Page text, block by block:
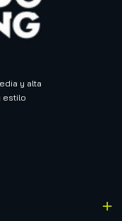
y alta
estilo